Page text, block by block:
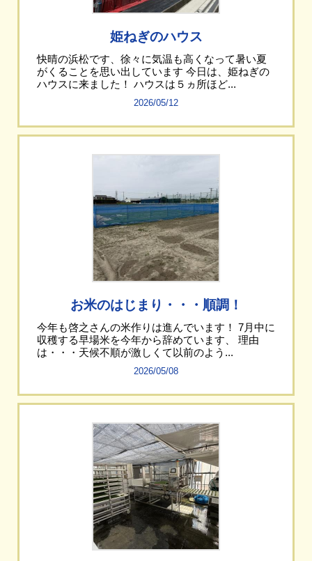
姫ねぎのハウス
快晴の浜松です、徐々に気温も高くなって暑い夏
がくることを思い出しています 今日は、姫ねぎの
ハウスに来ました！ ハウスは５ヵ所ほど...
2026/05/12
お米のはじまり・・・順調！
今年も啓之さんの米作りは進んでいます！ 7月中に
収穫する早場米を今年から辞めています、 理由
は・・・天候不順が激しくて以前のよう...
2026/05/08